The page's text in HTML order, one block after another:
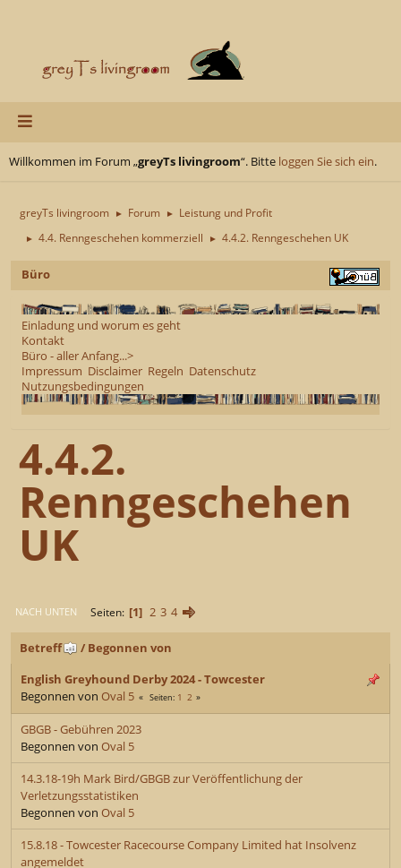
Willkommen im Forum „greyTs livingroom“. Bitte loggen Sie sich ein.
greyTs livingroom ► Forum ► Leistung und Profit
► 4.4. Renngeschehen kommerziell ► 4.4.2. Renngeschehen UK
Büro
Einladung und worum es geht
Kontakt
Büro - aller Anfang...>
Impressum Disclaimer Regeln Datenschutz
Nutzungsbedingungen
4.4.2.
Renngeschehen
UK
NACH UNTEN Seiten 1 2 3 4
Betreff / Begonnen von
English Greyhound Derby 2024 - Towcester
Begonnen von Oval 5 Seiten 1 2
GBGB - Gebühren 2023
Begonnen von Oval 5
14.3.18-19h Mark Bird/GBGB zur Veröffentlichung der
Verletzungsstatistiken
Begonnen von Oval 5
15.8.18 - Towcester Racecourse Company Limited hat Insolvenz
angemeldet